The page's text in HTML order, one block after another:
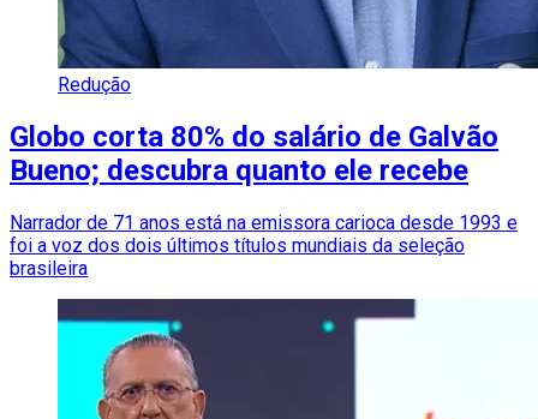
Redução
Globo corta 80% do salário de Galvão
Bueno; descubra quanto ele recebe
Narrador de 71 anos está na emissora carioca desde 1993 e
foi a voz dos dois últimos títulos mundiais da seleção
brasileira